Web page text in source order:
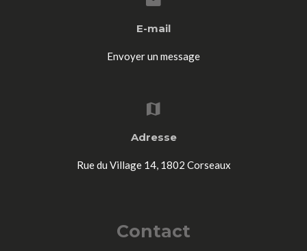
E-mail
Envoyer un message
Adresse
Rue du Village 14, 1802 Corseaux
Contact